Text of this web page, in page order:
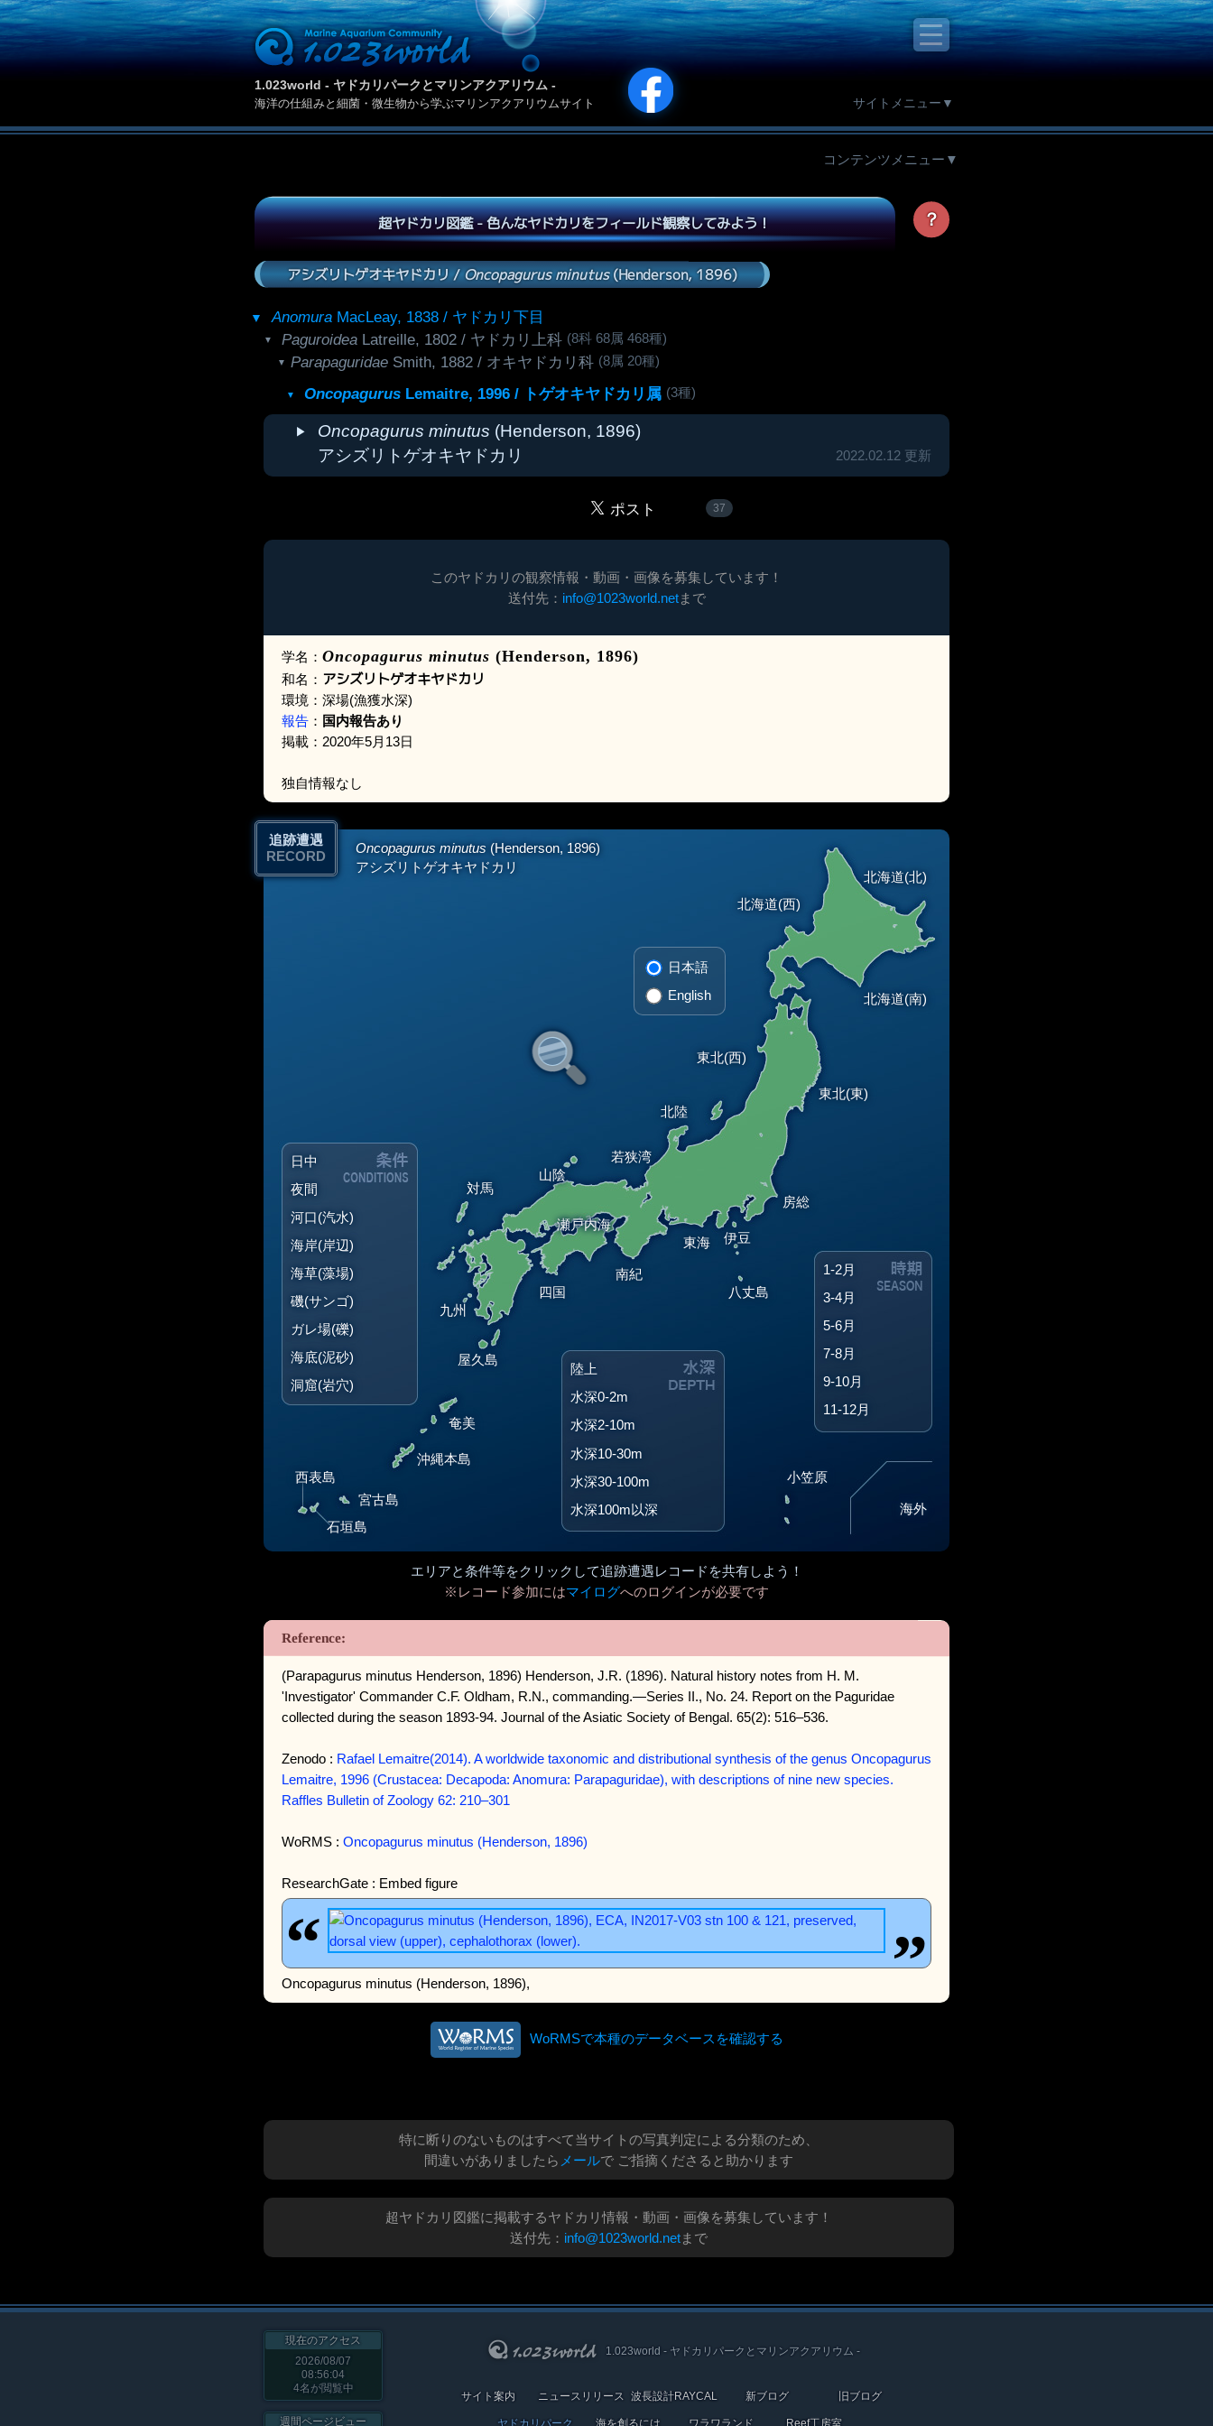
1.023world - ヤドカリパークとマリンアクアリウム -
海洋の仕組みと細菌・微生物から学ぶマリンアクアリウムサイト サイトメニュー▼
コンテンツメニュー▼
超ヤドカリ図鑑 - 色んなヤドカリをフィールド観察してみよう！ ？
アシズリトゲオキヤドカリ /Oncopagurus minutus(Henderson, 1896)
Anomura MacLeay, 1838 / ヤドカリ下目
Paguroidea Latreille, 1802 / ヤドカリ上科 (8科 68属 468種)
Parapaguridae Smith, 1882 / オキヤドカリ科 (8属 20種)
Oncopagurus Lemaitre, 1996 / トゲオキヤドカリ属 (3種)
Oncopagurus minutus (Henderson, 1896)
アシズリトゲオキヤドカリ
2022.02.12 更新
37
このヤドカリの観察情報・動画・画像を募集しています！
送付先： info@1023world.netまで
学名： Oncopagurus minutus (Henderson, 1896)
和名： アシズリトゲオキヤドカリ
環境：深場(漁獲水深)
報告 ： 国内報告あり
掲載：2020年5月13日
独自情報なし
追跡遭遇
RECORD
Oncopagurus minutus (Henderson, 1896)
アシズリトゲオキヤドカリ
北海道(北)
北海道(西)
北海道(南)
東北(西)
東北(東)
北陸
房総
伊豆
八丈島
小笠原
東海
若狭湾
南紀
山陰
瀬戸内海
四国
対馬
九州
屋久島
奄美
沖縄本島
宮古島
石垣島
西表島
海外
陸上
水深0-2m
水深2-10m
水深10-30m
水深30-100m
水深100m以深
1-2月
3-4月
5-6月
7-8月
9-10月
11-12月
日中
夜間
河口(汽水)
海岸(岸辺)
海草(藻場)
磯(サンゴ)
ガレ場(礫)
海底(泥砂)
洞窟(岩穴)
日本語
English
エリアと条件等をクリックして追跡遭遇レコードを共有しよう！
※レコード参加にはマイログへのログインが必要です
(Parapagurus minutus Henderson, 1896) Henderson, J.R. (1896). Natural history notes from H. M.
'Investigator' Commander C.F. Oldham, R.N., commanding.—Series II., No. 24. Report on the Paguridae
collected during the season 1893-94. Journal of the Asiatic Society of Bengal. 65(2): 516–536.
Zenodo : Rafael Lemaitre(2014). A worldwide taxonomic and distributional synthesis of the genus Oncopagurus
Lemaitre, 1996 (Crustacea: Decapoda: Anomura: Parapaguridae), with descriptions of nine new species.
Raffles Bulletin of Zoology 62: 210–301
WoRMS : Oncopagurus minutus (Henderson, 1896)
ResearchGate : Embed figure
Oncopagurus minutus (Henderson, 1896),
WoRMSで本種のデータベースを確認する
特に断りのないものはすべて当サイトの写真判定による分類のため、
間違いがありましたら メールで ご指摘くださると助かります
超ヤドカリ図鑑に掲載するヤドカリ情報・動画・画像を募集しています！
送付先： info@1023world.netまで
現在のアクセス
2026/08/07
08:56:04
4名が閲覧中
週間ページビュー
1.023world - ヤドカリパークとマリンアクアリウム -
サイト案内 ニュースリリース 波長設計RAYCAL 新ブログ 旧ブログ
ヤドカリパーク 海を創るには ワラワランド Reef工房室